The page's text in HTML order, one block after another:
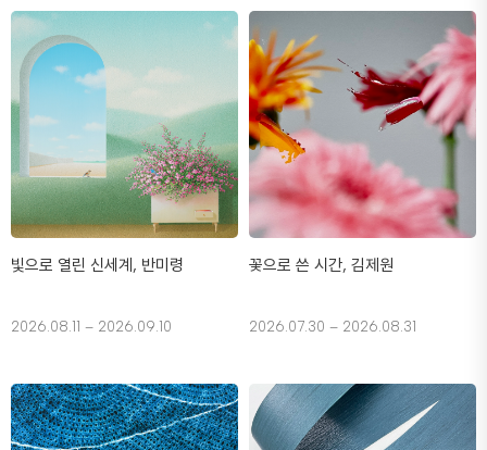
빛으로 열린 신세계, 반미령
2026.08.11 – 2026.09.10
꽃으로 쓴 시간, 김제원
2026.07.30 – 2026.08.31